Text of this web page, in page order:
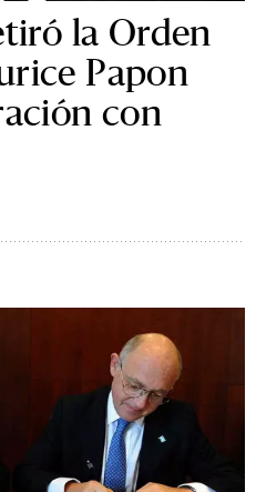
la Orden
Papon
con